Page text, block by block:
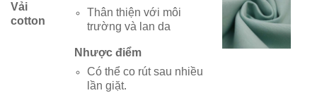
Vải
cotton
Thân thiện với môi
trường và lan da
Nhược điểm
Có thể co rút sau nhiều
lần giặt.